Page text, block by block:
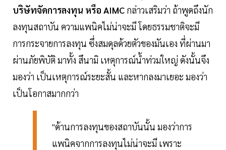
บริษัทจัดการลงทุน หรือ AIMC กล่าวเสริมว่า ถ้าพูดถึงนัก
ลงทุนสถาบัน ความแพนิคไม่น่าจะมี โดยธรรมชาติจะมี
การกระจายการลงทุน ซึ่งสมดุลด้วยตัวของมันเอง ที่ผ่านมา
ผ่านภัยพิบัติ มาทั้ง สึนามิ เหตุการณ์น้ำท่วมใหญ่ ดังนั้นจึง
มองว่า เป็นเหตุการณ์ระยะสั้น และหากลงมาเยอะ มองว่า
เป็นโอกาสมากกว่า
"ด้านการลงทุนของสถาบันนั้น มองว่าการ
แพนิคจากการลงทุนไม่น่าจะมี เพราะ